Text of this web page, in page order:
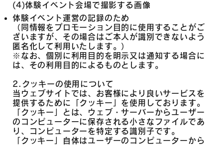
(4)体験イベント会場で撮影する画像
体験イベント運営の記録のため
（同情報をプロモーション目的に使用することがご
ざいますが、その場合はご本人が識別できないよう
匿名化して利用いたします。）
※なお、個別に利用目的を明示又は通知する場合に
は、その利用目的によるものとします。
2.クッキーの使用について
当ウェブサイトでは、お客様により良いサービスを
提供するために「クッキー」を使用しております。
「クッキー」とは、ウェブ・サーバーからユーザー
のコンピューターに保存される小さなファイルであ
り、コンピューターを特定する識別子です。
「クッキー」自体はユーザーのコンピューターから